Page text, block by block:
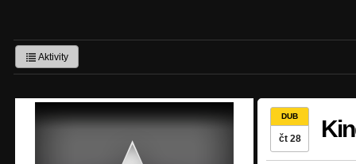
Aktivity
DUB
čt 28